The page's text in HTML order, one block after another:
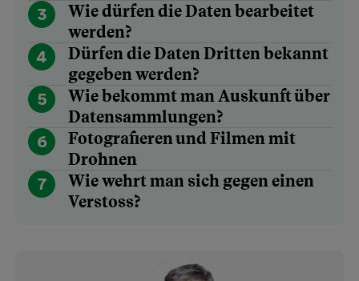
3
Wie dürfen die Daten bearbeitet
werden?
4
Dürfen die Daten Dritten bekannt
gegeben werden?
5
Wie bekommt man Auskunft über
Datensammlungen?
6
Fotografieren und Filmen mit
Drohnen
7
Wie wehrt man sich gegen einen
Verstoss?